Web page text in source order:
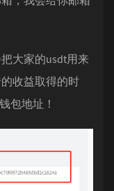
大家的usdt用来
收益取得的时
包地址！